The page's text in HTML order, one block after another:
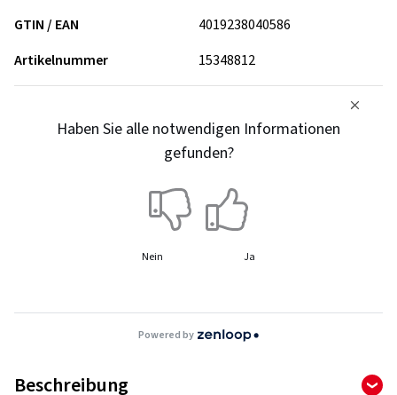
GTIN / EAN
4019238040586
Artikelnummer
15348812
Haben Sie alle notwendigen Informationen
gefunden?
Nein Ja
Powered by
Beschreibung